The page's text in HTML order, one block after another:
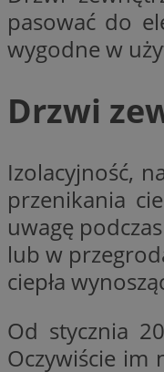
pasować do
wygodne w
Drzwi
Izolacyjność,
przenikania
uwagę
lub w
ciepła
Od stycznia
Oczywiście im